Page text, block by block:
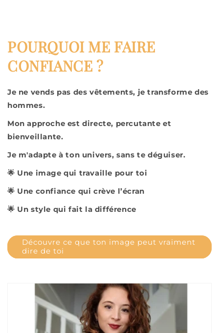
POURQUOI ME FAIRE
CONFIANCE ?
Je ne vends pas des vêtements, je transforme des
hommes.
Mon approche est directe, percutante et
bienveillante.
Je m'adapte à ton univers, sans te déguiser.
🌟 Une image qui travaille pour toi
🌟 Une confiance qui crève l’écran
🌟 Un style qui fait la différence
Découvre ce que ton image peut vraiment
dire de toi